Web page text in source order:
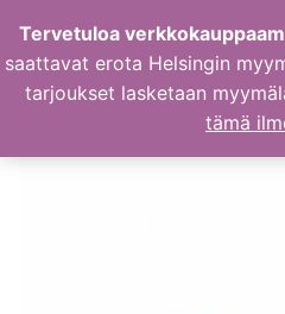
sisältöön
Tervetuloa
saattavat erota Helsingin
tarjoukset lasketaan
tämä